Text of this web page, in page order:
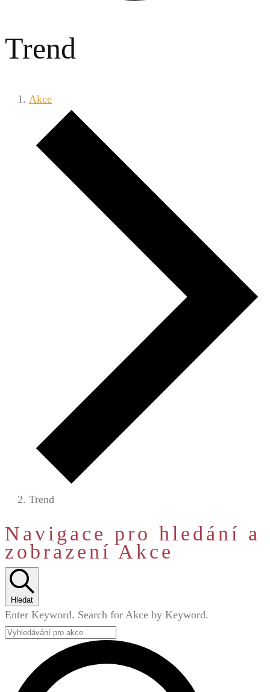
Trend
Akce
Trend
Akce
Navigace pro hledání a
zobrazení Akce
Hledat
Enter Keyword. Search for Akce by Keyword.